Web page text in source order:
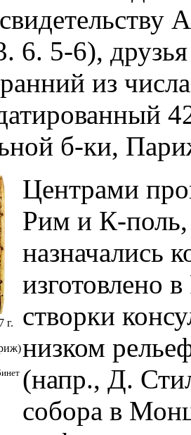
6. 5-6),
из
б-ки,
г.
Центрами
Рим и К-поль,
назначались
изготовлено
створки
низком
(напр., Д.
собора в